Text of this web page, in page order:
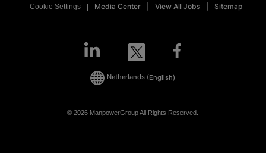
Cookie Settings Media Center View All Jobs Sitemap
© 2026 ManpowerGroup All Rights Reserved.
Netherlands (English)